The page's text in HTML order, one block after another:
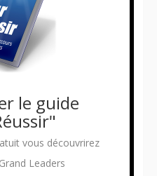
le guide
vous découvrirez
Leaders